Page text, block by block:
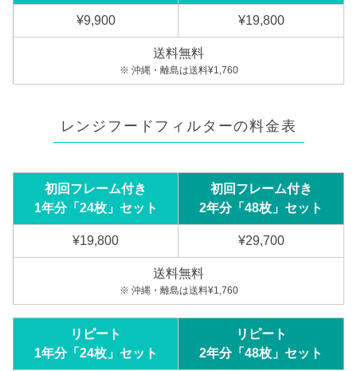
¥9,900 ¥19,800
送料無料
※ 沖縄・離島は送料¥1,760
レンジフードフィルターの料金表
初回フレーム付き
1年分「24枚」セット
初回フレーム付き
2年分「48枚」セット
¥19,800 ¥29,700
送料無料
※ 沖縄・離島は送料¥1,760
リピート
1年分「24枚」セット
リピート
2年分「48枚」セット